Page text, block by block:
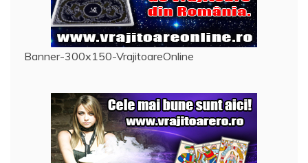
Banner-300x150-VrajitoareOnline